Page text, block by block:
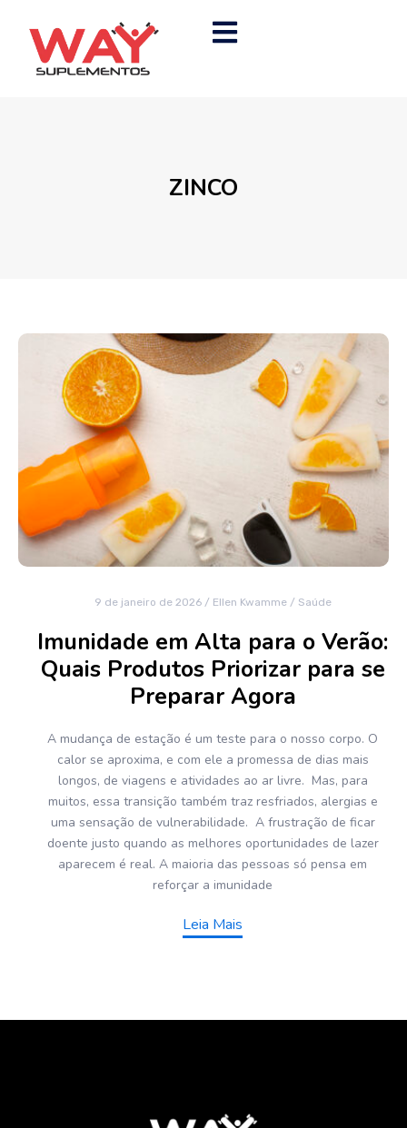
ZINCO
9 de janeiro de 2026 / Ellen Kwamme / Saúde
Imunidade em Alta para o Verão:
Quais Produtos Priorizar para se
Preparar Agora
A mudança de estação é um teste para o nosso corpo. O
calor se aproxima, e com ele a promessa de dias mais
longos, de viagens e atividades ao ar livre. Mas, para
muitos, essa transição também traz resfriados, alergias e
uma sensação de vulnerabilidade. A frustração de ficar
doente justo quando as melhores oportunidades de lazer
aparecem é real. A maioria das pessoas só pensa em
reforçar a imunidade
Leia Mais